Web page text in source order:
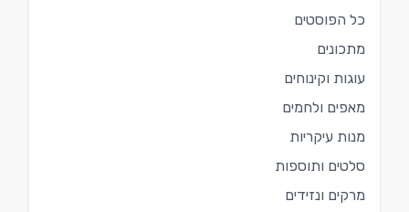
כל הפוסטים
מתכונים
עוגות וקינוחים
מאפים ולחמים
מנות עיקריות
סלטים ותוספות
מרקים ונזידים